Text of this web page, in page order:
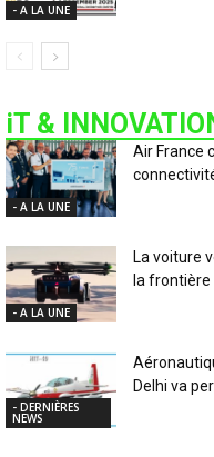
- A LA UNE
iT &
- A LA UNE
Air France
- A LA UNE
La voiture
la frontière
- DERNIÈRES
NEWS
Delhi va